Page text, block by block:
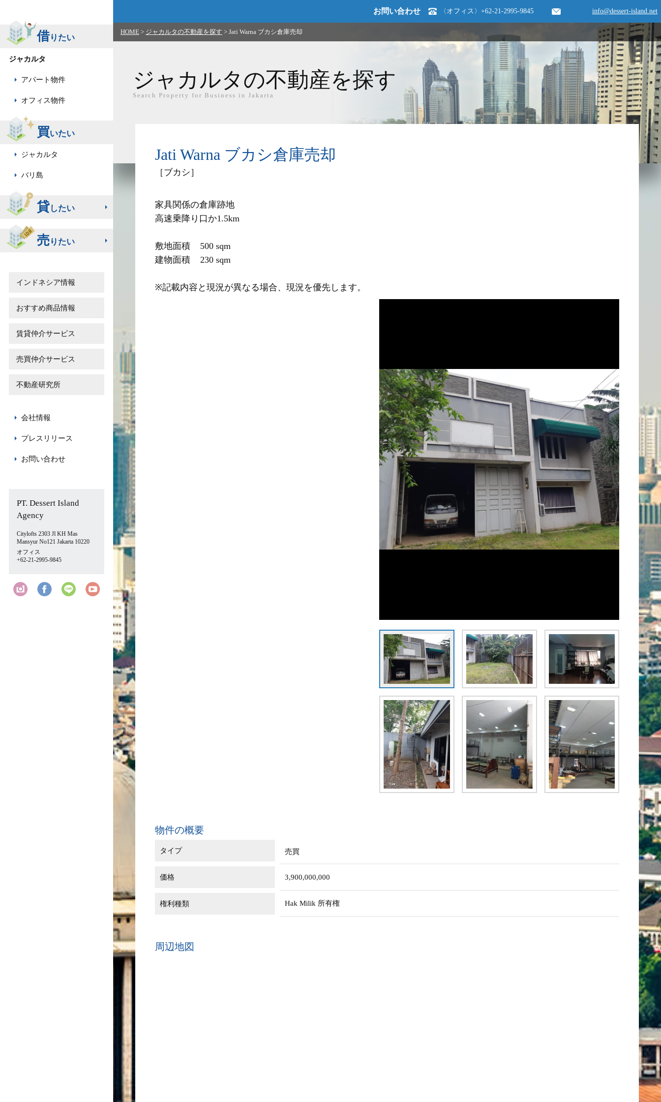
借りたい
ジャカルタ
アパート物件
オフィス物件
買いたい
ジャカルタ
バリ島
貸したい
売りたい
インドネシア情報
おすすめ商品情報
賃貸仲介サービス
売買仲介サービス
不動産研究所
会社情報
プレスリリース
お問い合わせ
PT. Dessert Island
Agency
Citylofts 2303 Jl KH Mas
Mansyur No121 Jakarta 10220
オフィス
+62-21-2995-9845
お問い合わせ 〈オフィス〉+62-21-2995-9845 info@dessert-island.net
HOME > ジャカルタの不動産を探す > Jati Warna ブカシ倉庫売却
ジャカルタの不動産を探す
Search Property for Business in Jakarta
Jati Warna ブカシ倉庫売却
［ブカシ］
家具関係の倉庫跡地
高速乗降り口か1.5km
敷地面積    500 sqm
建物面積    230 sqm
物件の概要
タイプ 売買
価格 3,900,000,000
権利種類 Hak Milik 所有権
周辺地図